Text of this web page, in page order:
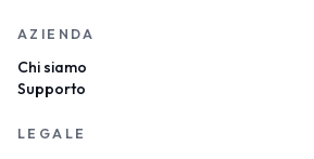
AZIENDA
Chi siamo
Supporto
LEGALE